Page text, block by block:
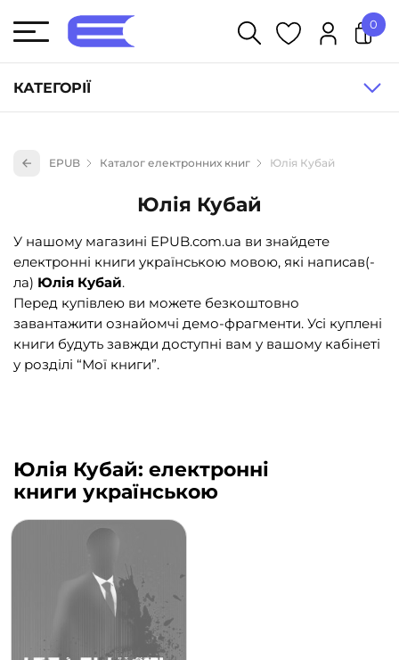
КАТЕГОРІЇ
Книги для дітей (833)
Книги для підлітків (240)
Науково-популярна література (1015)
Навчальна література та посібники (527)
Енциклопедії, довідники, словники (55)
Подарункові сертифікати (1)
0
EPUB Каталог електронних книг Юлія Кубай
Юлія Кубай
У нашому магазині EPUB.com.ua ви знайдете
електронні книги українською мовою, які написав(-
ла) Юлія Кубай.
Перед купівлею ви можете безкоштовно
завантажити ознайомчі демо-фрагменти. Усі куплені
книги будуть завжди доступні вам у вашому кабінеті
у розділі “Мої книги”.
Юлія Кубай: електронні
книги українською